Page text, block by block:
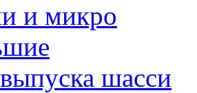
и микро
шасси